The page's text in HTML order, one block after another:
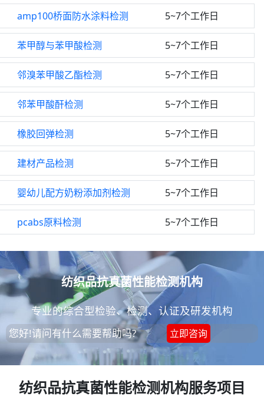
amp100桥面防水涂料检测 5~7个工作日
苯甲醇与苯甲酸检测 5~7个工作日
邻溴苯甲酸乙酯检测 5~7个工作日
邻苯甲酸酐检测 5~7个工作日
橡胶回弹检测 5~7个工作日
建材产品检测 5~7个工作日
婴幼儿配方奶粉添加剂检测 5~7个工作日
pcabs原料检测 5~7个工作日
纺织品抗真菌性能检测机构
专业的综合型检验、检测、认证及研发机构
您好!请问有什么需要帮助吗? 立即咨询
纺织品抗真菌性能检测机构服务项目